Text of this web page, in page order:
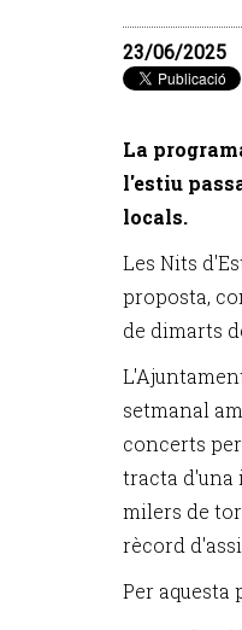
23/06/2025
La
l'estiu
locals.
Les Nits
proposta,
de dimarts
setmanal
concerts
tracta d'una
milers de
rècord
Per aquesta